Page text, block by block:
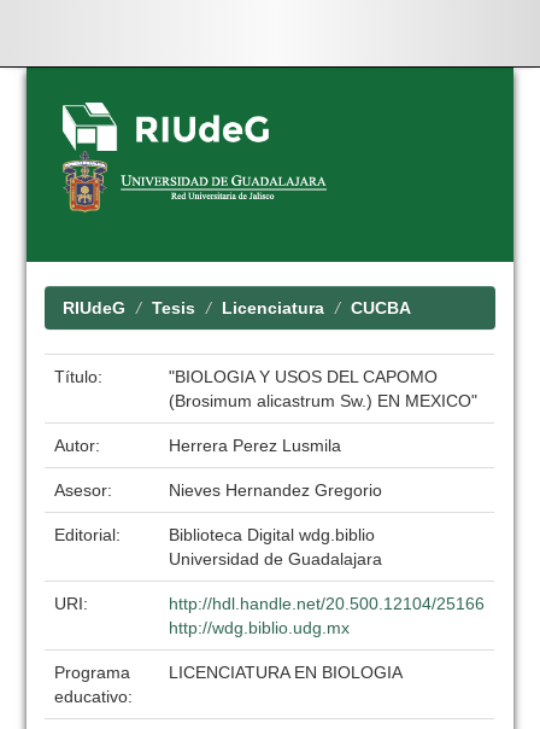
Skip
navigation
RIUdeG Tesis Licenciatura CUCBA
Título:
"BIOLOGIA Y USOS DEL CAPOMO
(Brosimum alicastrum Sw.) EN MEXICO"
Autor: Herrera Perez Lusmila
Asesor: Nieves Hernandez Gregorio
Editorial:
Biblioteca Digital wdg.biblio
Universidad de Guadalajara
URI:
http://hdl.handle.net/20.500.12104/25166
http://wdg.biblio.udg.mx
Programa
educativo:
LICENCIATURA EN BIOLOGIA